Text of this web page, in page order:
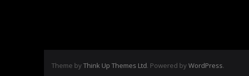
Theme by Think Up Themes Ltd. Powered by WordPress.